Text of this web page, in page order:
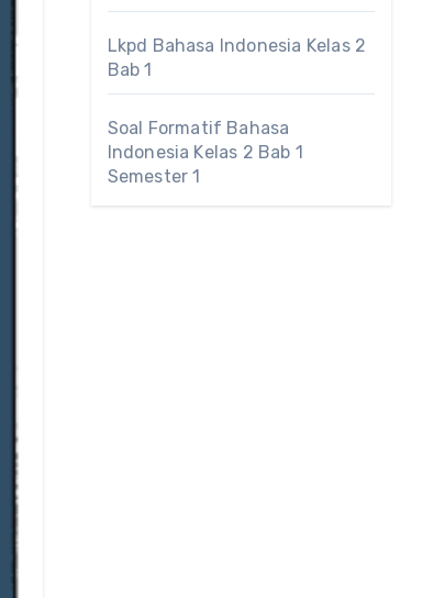
Lkpd Bahasa Indonesia Kelas 2
Bab 1
Soal Formatif Bahasa
Indonesia Kelas 2 Bab 1
Semester 1